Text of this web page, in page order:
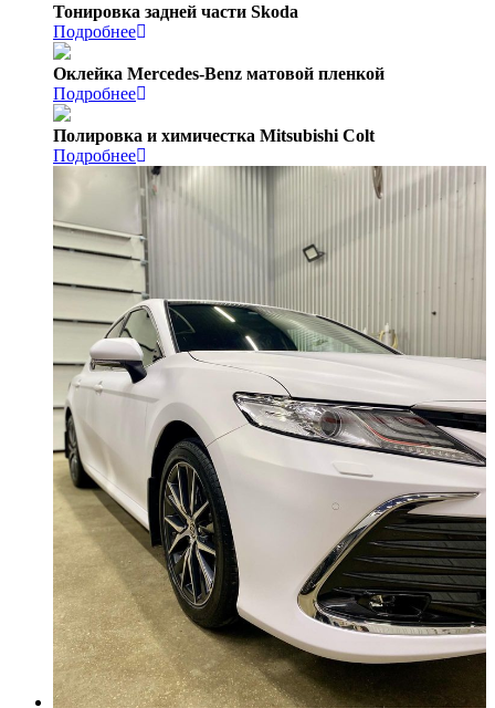
Тонировка задней части Skoda
Подробнее
Оклейка Mercedes-Benz матовой пленкой
Подробнее
Полировка и химичестка Mitsubishi Colt
Подробнее